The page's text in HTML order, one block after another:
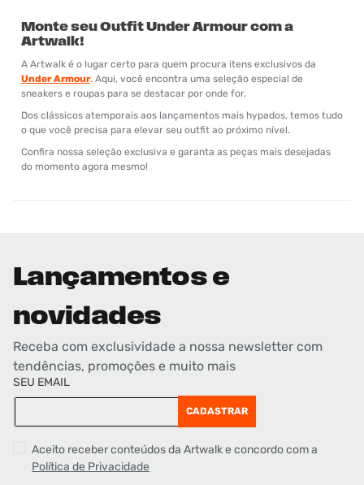
Monte seu Outfit Under Armour com a
Artwalk!
A Artwalk é o lugar certo para quem procura itens exclusivos da
Under Armour. Aqui, você encontra uma seleção especial de
sneakers e roupas para se destacar por onde for.
Dos clássicos atemporais aos lançamentos mais hypados, temos tudo
o que você precisa para elevar seu outfit ao próximo nível.
Confira nossa seleção exclusiva e garanta as peças mais desejadas
do momento agora mesmo!
Lançamentos e
novidades
Receba com exclusividade a nossa newsletter com
tendências, promoções e muito mais
SEU EMAIL
CADASTRAR
Aceito receber conteúdos da Artwalk e concordo com a
Política de Privacidade